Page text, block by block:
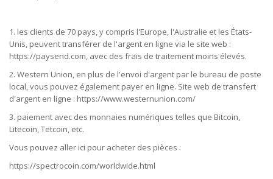
1. les clients de 70 pays, y compris l'Europe, l'Australie et les États-
Unis, peuvent transférer de l'argent en ligne via le site web :
https://paysend.com, avec des frais de traitement moins élevés.
2. Western Union, en plus de l'envoi d'argent par le bureau de poste
local, vous pouvez également payer en ligne. Site web de transfert
d'argent en ligne : https://www.westernunion.com/
3. paiement avec des monnaies numériques telles que Bitcoin,
Litecoin, Tetcoin, etc.
Vous pouvez aller ici pour acheter des pièces :
https://spectrocoin.com/worldwide.html